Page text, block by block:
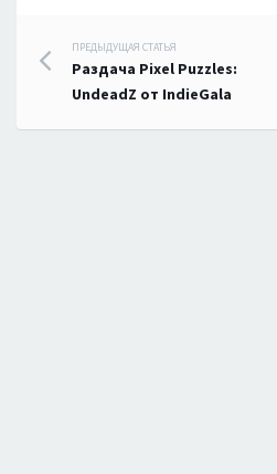
Навигация
по
записям
ПРЕДЫДУЩАЯ СТАТЬЯ
Раздача Pixel Puzzles:
UndeadZ от IndieGala